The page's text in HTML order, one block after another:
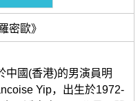
密歐》
中國(香港)的男演員明
Yip，出生於1972-